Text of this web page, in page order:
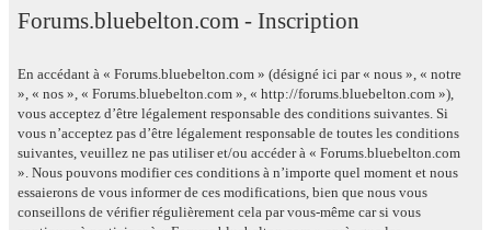
Forums.bluebelton.com - Inscription
En accédant à « Forums.bluebelton.com » (désigné ici par « nous », « notre
», « nos », « Forums.bluebelton.com », « http://forums.bluebelton.com »),
vous acceptez d’être légalement responsable des conditions suivantes. Si
vous n’acceptez pas d’être légalement responsable de toutes les conditions
suivantes, veuillez ne pas utiliser et/ou accéder à « Forums.bluebelton.com
». Nous pouvons modifier ces conditions à n’importe quel moment et nous
essaierons de vous informer de ces modifications, bien que nous vous
conseillons de vérifier régulièrement cela par vous-même car si vous